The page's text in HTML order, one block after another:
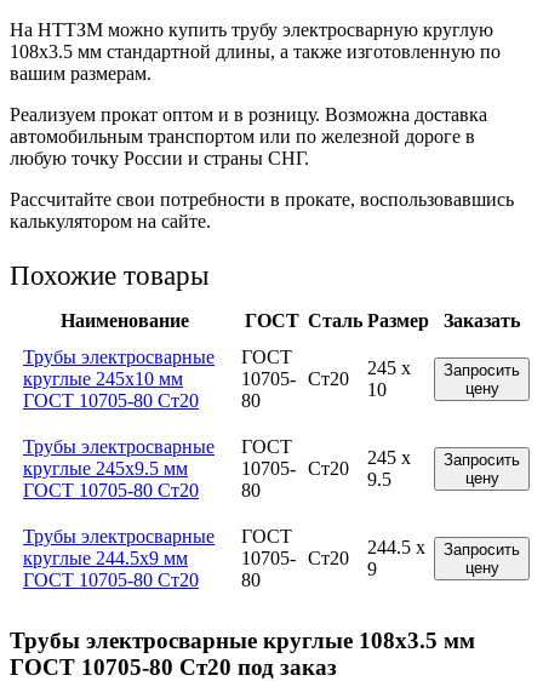
На НТТЗМ можно купить трубу электросварную круглую
108х3.5 мм стандартной длины, а также изготовленную по
вашим размерам.
Реализуем прокат оптом и в розницу. Возможна доставка
автомобильным транспортом или по железной дороге в
любую точку России и страны СНГ.
Рассчитайте свои потребности в прокате, воспользовавшись
калькулятором на сайте.
Похожие товары
Наименование ГОСТ Сталь Размер
Заказать
Трубы электросварные
круглые 245x10 мм
ГОСТ 10705-80 Ст20
ГОСТ
10705-
80
Ст20
245 x
10
Запросить
цену
Трубы электросварные
круглые 245x9.5 мм
ГОСТ 10705-80 Ст20
ГОСТ
10705-
80
Ст20
245 x
9.5
Запросить
цену
Трубы электросварные
круглые 244.5x9 мм
ГОСТ 10705-80 Ст20
ГОСТ
10705-
80
Ст20
244.5 x
9
Запросить
цену
Трубы электросварные круглые 108x3.5 мм
ГОСТ 10705-80 Ст20 под заказ